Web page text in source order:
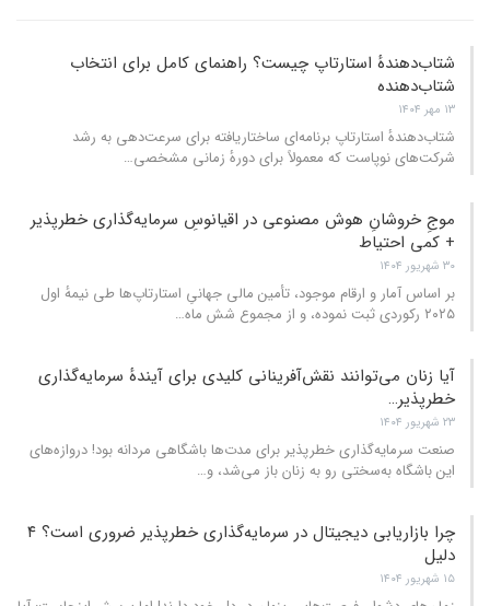
شتاب‌دهندهٔ استارتاپ چیست؟ راهنمای کامل برای انتخاب
شتا‌ب‌دهنده
۱۳ مهر ۱۴۰۴
شتاب‌دهندهٔ استارتاپ برنامه‌ای ساختاریافته برای سرعت‌دهی به رشد
شرکت‌های نوپاست که معمولاً برای دورهٔ زمانی مشخصی…
موجِ خروشانِ هوش مصنوعی در اقیانوسِ سرمایه‌گذاری خطرپذیر
+ کمی احتیاط
۳۰ شهریور ۱۴۰۴
بر اساس آمار و ارقام موجود، تأمین مالی جهانیِ استارتاپ‌ها طی نیمهٔ اول
۲۰۲۵ رکوردی ثبت نموده، و از مجموع شش ماه
…
آیا زنان می‌توانند نقش‌آفرینانی کلیدی برای آیندهٔ سرمایه‌گذاری
خطرپذیر…
۲۳ شهریور ۱۴۰۴
صنعت سرمایه‌گذاری خطرپذیر برای مدت‌ها باشگاهی مردانه بود! دروازه‌های
این باشگاه به‌سختی رو به زنان باز می‌شد، و…
چرا بازاریابی دیجیتال در سرمایه‌گذاری خطرپذیر ضروری است؟ ۴
دلیل
۱۵ شهریور ۱۴۰۴